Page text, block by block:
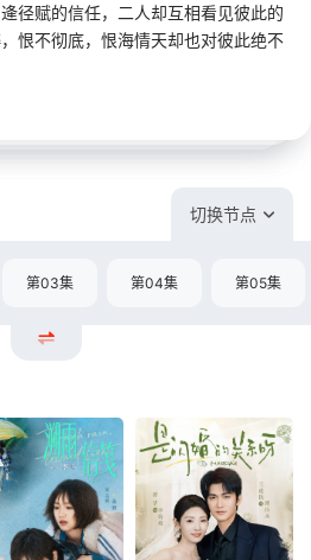
径赋的信任，二人却互相看见彼此的
恨不彻底，恨海情天却也对彼此绝不
切换节点
第03集 第04集 第05集